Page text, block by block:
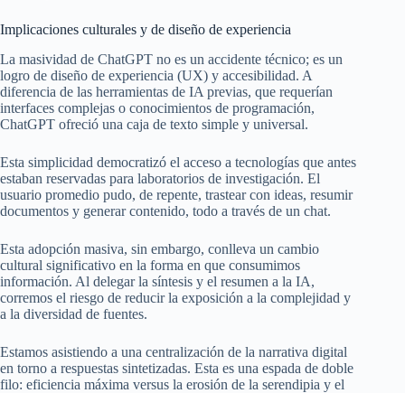
Implicaciones culturales y de diseño de experiencia
La masividad de ChatGPT no es un accidente técnico; es un
logro de diseño de experiencia (UX) y accesibilidad. A
diferencia de las herramientas de IA previas, que requerían
interfaces complejas o conocimientos de programación,
ChatGPT ofreció una caja de texto simple y universal.
Esta simplicidad democratizó el acceso a tecnologías que antes
estaban reservadas para laboratorios de investigación. El
usuario promedio pudo, de repente, trastear con ideas, resumir
documentos y generar contenido, todo a través de un chat.
Esta adopción masiva, sin embargo, conlleva un cambio
cultural significativo en la forma en que consumimos
información. Al delegar la síntesis y el resumen a la IA,
corremos el riesgo de reducir la exposición a la complejidad y
a la diversidad de fuentes.
Estamos asistiendo a una centralización de la narrativa digital
en torno a respuestas sintetizadas. Esta es una espada de doble
filo: eficiencia máxima versus la erosión de la serendipia y el